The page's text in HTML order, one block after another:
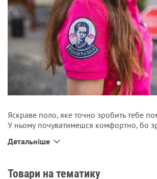
Яскраве поло, яке точно зробить тебе
У ньому почуватимешся комфортно, бо
Застібається на
слова письменниці Лесі Українки: “
Детальніше
Товари на тематику